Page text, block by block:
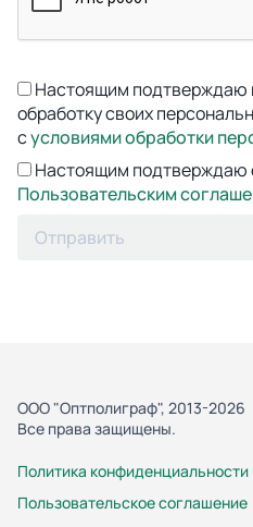
Настоящим подтверждаю
обработку своих
сусловиями обработки
Настоящим подтверждаю
Пользовательским
Отправить
ООО "Оптполиграф", 2013-2026
Все права защищены.
Политика конфиденциальности
Пользовательское соглашение